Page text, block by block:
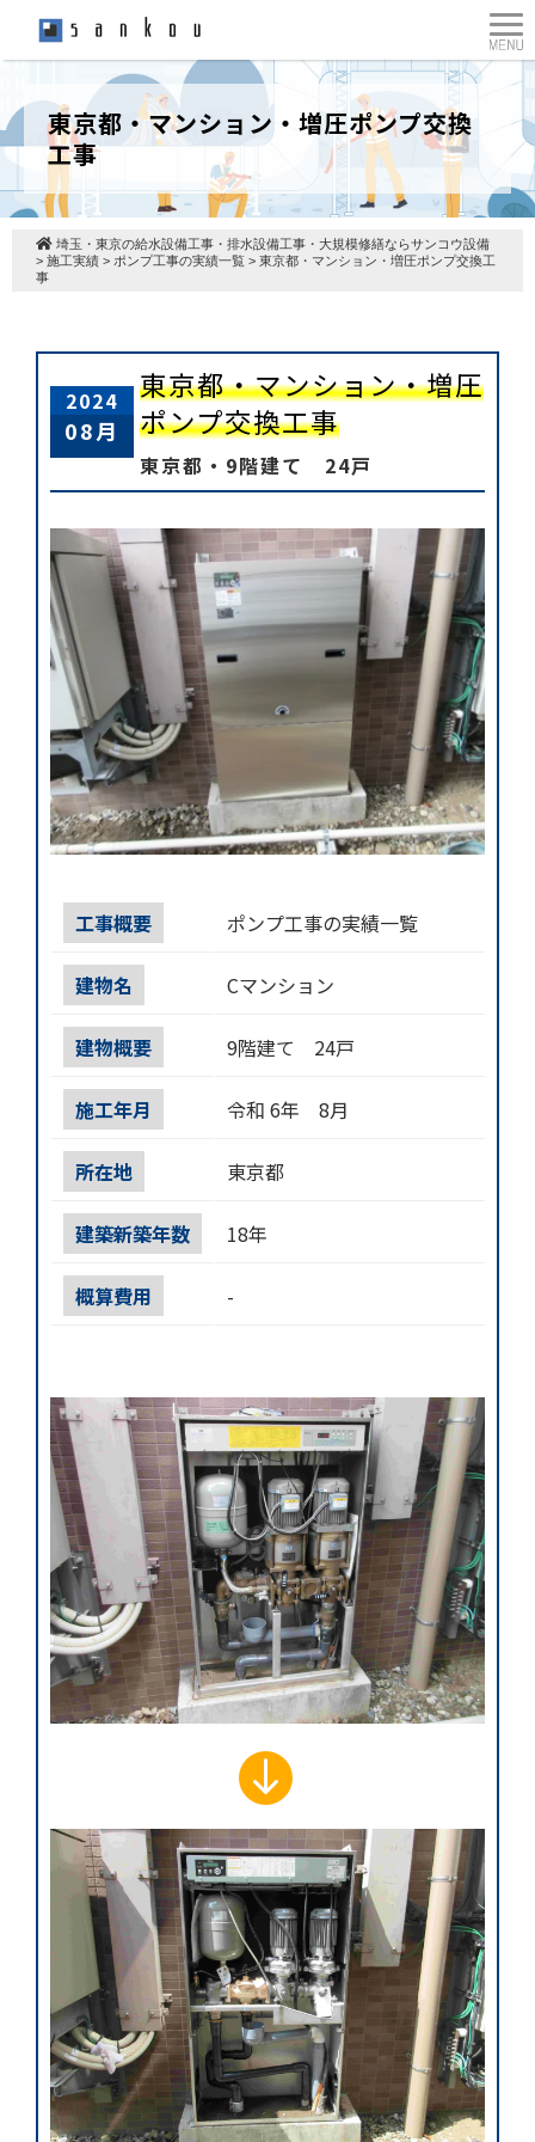
東京都・マンション・増圧ポンプ交換
工事
埼玉・東京の給水設備工事・排水設備工事・大規模修繕ならサンコウ設備
> 施工実績 > ポンプ工事の実績一覧 > 東京都・マンション・増圧ポンプ交換工
事
2024
08月
東京都・マンション・増圧
ポンプ交換工事
東京都・9階建て 24戸
工事概要 ポンプ工事の実績一覧
建物名 Cマンション
建物概要 9階建て 24戸
施工年月 令和 6年 8月
所在地 東京都
建築新築年数 18年
概算費用 -